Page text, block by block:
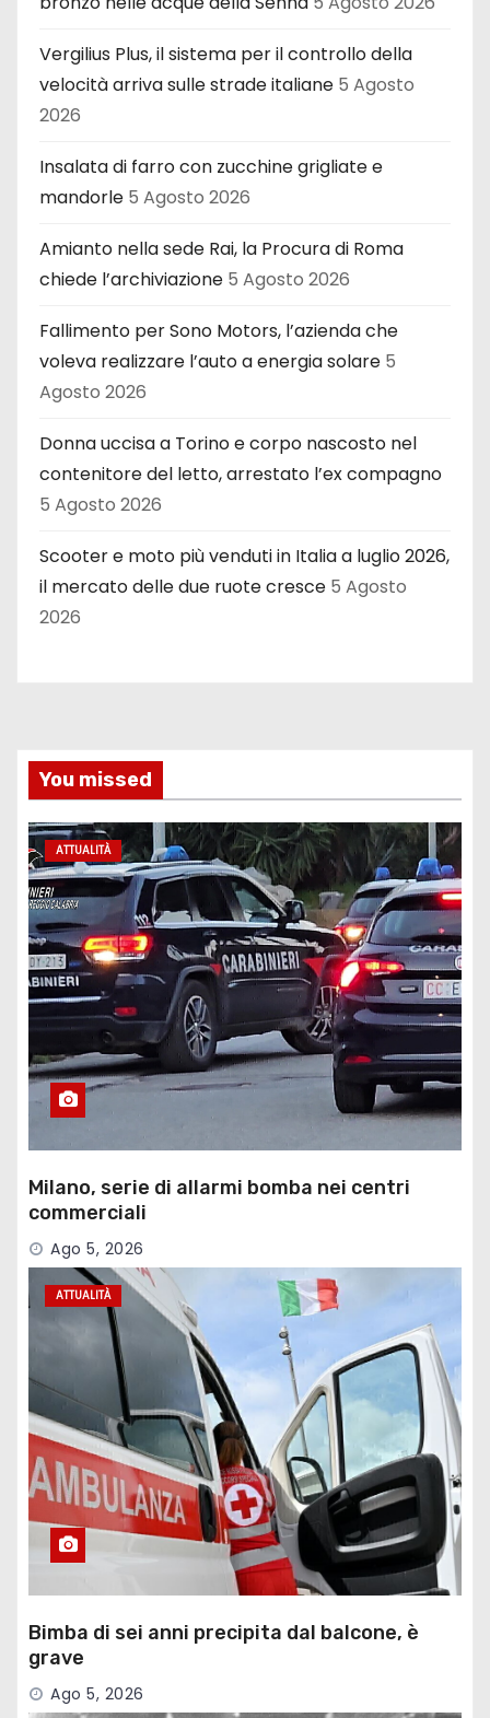
Vergilius Plus, il sistema per il controllo della
velocità arriva sulle strade italiane 5 Agosto
2026
Insalata di farro con zucchine grigliate e
mandorle 5 Agosto 2026
Amianto nella sede Rai, la Procura di Roma
chiede l’archiviazione 5 Agosto 2026
Fallimento per Sono Motors, l’azienda che
voleva realizzare l’auto a energia solare 5
Agosto 2026
Donna uccisa a Torino e corpo nascosto nel
contenitore del letto, arrestato l’ex compagno
5 Agosto 2026
Scooter e moto più venduti in Italia a luglio 2026,
il mercato delle due ruote cresce 5 Agosto
2026
You missed
ATTUALITÀ
Milano, serie di allarmi bomba nei centri
commerciali
Ago 5, 2026
ATTUALITÀ
Bimba di sei anni precipita dal balcone, è
grave
Ago 5, 2026